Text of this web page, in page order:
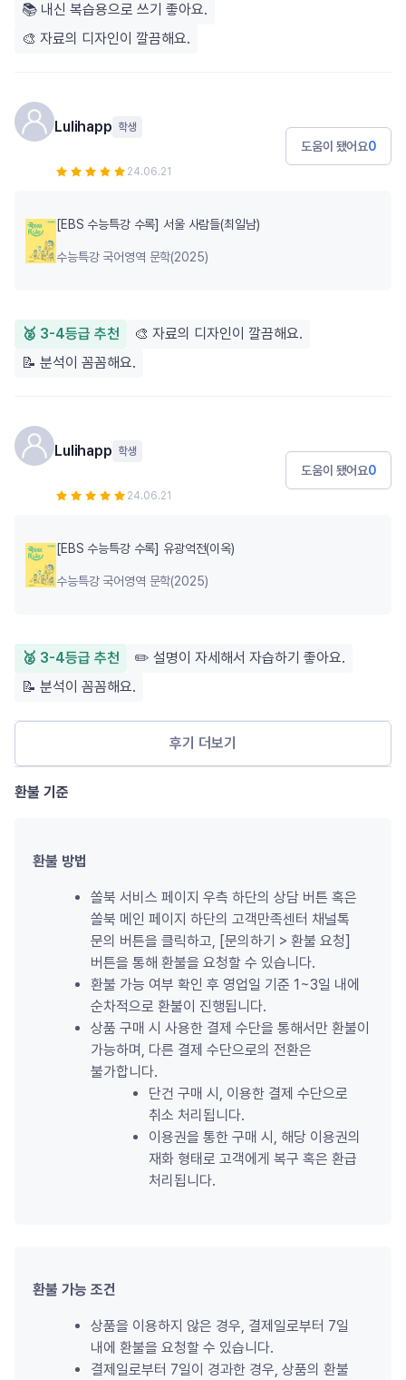
📚 내신 복습용으로 쓰기 좋아요.
🎨 자료의 디자인이 깔끔해요.
Lulihapp 학생
24.06.21
도움이 됐어요0
[EBS 수능특강 수록] 서울 사람들(최일남)
수능특강 국어영역 문학(2025)
🥈 3-4등급 추천
🎨 자료의 디자인이 깔끔해요.
📝 분석이 꼼꼼해요.
Lulihapp 학생
24.06.21
도움이 됐어요0
[EBS 수능특강 수록] 유광억전(이옥)
수능특강 국어영역 문학(2025)
🥈 3-4등급 추천
✏️ 설명이 자세해서 자습하기 좋아요.
📝 분석이 꼼꼼해요.
후기 더보기
환불 기준
환불 방법
쏠북 서비스 페이지 우측 하단의 상담 버튼 혹은
쏠북 메인 페이지 하단의 고객만족센터 채널톡
문의 버튼을 클릭하고, [문의하기 > 환불 요청]
버튼을 통해 환불을 요청할 수 있습니다.
환불 가능 여부 확인 후 영업일 기준 1~3일 내에
순차적으로 환불이 진행됩니다.
상품 구매 시 사용한 결제 수단을 통해서만 환불이
가능하며, 다른 결제 수단으로의 전환은
불가합니다.
단건 구매 시, 이용한 결제 수단으로
취소 처리됩니다.
이용권을 통한 구매 시, 해당 이용권의
재화 형태로 고객에게 복구 혹은 환급
처리됩니다.
환불 가능 조건
상품을 이용하지 않은 경우, 결제일로부터 7일
내에 환불을 요청할 수 있습니다.
결제일로부터 7일이 경과한 경우, 상품의 환불